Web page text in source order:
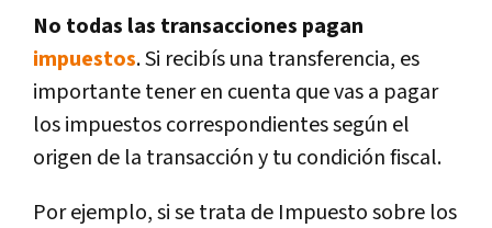
No todas las transacciones pagan
impuestos. Si recibís una transferencia, es
importante tener en cuenta que vas a pagar
los impuestos correspondientes según el
origen de la transacción y tu condición fiscal.
Por ejemplo, si se trata de Impuesto sobre los